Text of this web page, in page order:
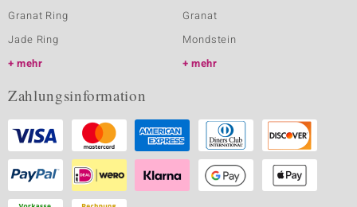
Granat Ring
Jade Ring
mehr
Granat
Mondstein
mehr
Zahlungsinformation